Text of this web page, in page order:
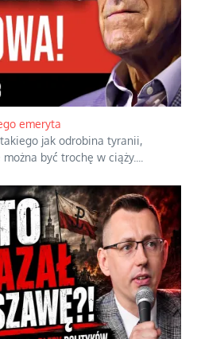
Maryjna alternatywa dla
...